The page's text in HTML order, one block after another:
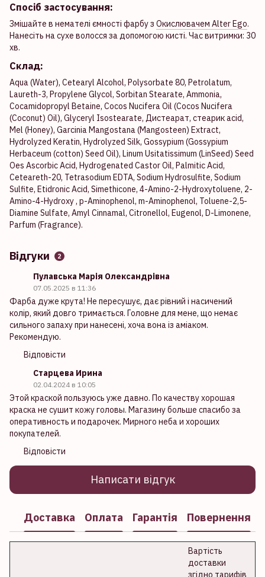
Спосіб застосування:
Змішайте в немателі ємності фарбу з Окислювачем Alter Ego.
Нанесіть на сухе волосся за допомогою кисті. Час витримки: 30
хв.
Склад:
Aqua (Water), Cetearyl Alcohol, Polysorbate 80, Petrolatum,
Laureth-3, Propylene Glycol, Sorbitan Stearate, Ammonia,
Cocamidopropyl Betaine, Cocos Nucifera Oil (Cocos Nucifera
(Coconut) Oil), Glyceryl Isostearate, Дистеарат, стеарик acid,
Mel (Honey), Garcinia Mangostana (Mangosteen) Extract,
Hydrolyzed Keratin, Hydrolyzed Silk, Gossypium (Gossypium
Herbaceum (cotton) Seed Oil), Linum Usitatissimum (LinSeed) Seed
Oes Ascorbic Acid, Hydrogenated Castor Oil, Palmitic Acid,
Ceteareth-20, Tetrasodium EDTA, Sodium Hydrosulfite, Sodium
Sulfite, Etidronic Acid, Simethicone, 4-Amino-2-Hydroxytoluene, 2-
Amino-4-Hydroxy , p-Aminophenol, m-Aminophenol, Toluene-2,5-
Diamine Sulfate, Amyl Cinnamal, Citronellol, Eugenol, D-Limonene,
Parfum (Fragrance).
Відгуки 2
Пулавська Марія Олександрівна
07.05.2025 в 11:36
Фарба дуже крута! Не пересушує, дає рівний і насичений
колір, який довго тримається. Головне для мене, що немає
сильного запаху при нанесені, хоча вона із аміаком.
Рекомендую.
Відповісти
Старцева Ирина
02.04.2024 в 10:05
Этой краской пользуюсь уже давно. По качеству хорошая
краска не сушит кожу головы. Магазину больше спасибо за
оперативность и подарочек. Мирного неба и хороших
покупателей.
Відповісти
Написати відгук
Доставка Оплата Гарантія Повернення
Вартість
доставки
згідно тарифів